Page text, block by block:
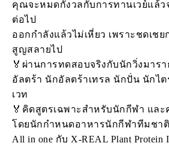
คุณจะหมดกังวลกับการทานเวย์แล้ว
ต่อไป
ออกกำลังแล้วไม่เหี่ยว เพราะชดเชย
สูญสลายไป
🏅ผ่านการทดสอบจริงกับนักวิ่งมาร
อัลตร้า นักอัลตร้าเทรล นักปั่น นักไต
เวท
🏅คิดสูตรเฉพาะสำหรับนักกีฬา แล
โดยนักกำหนดอาหารนักกีฬาทีมชาติ
All in one กับ X-REAL Plant Protein